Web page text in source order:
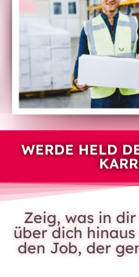
WERDE HELD
Zeig, was in
über dich
den Job, der